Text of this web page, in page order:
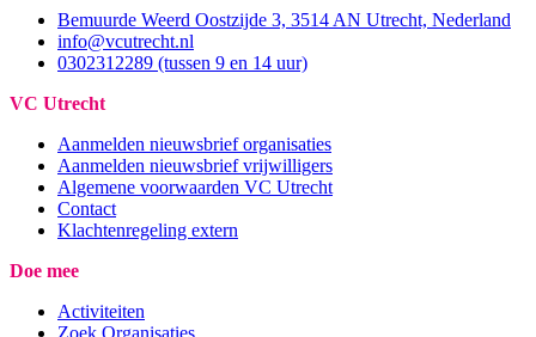
Bemuurde Weerd Oostzijde 3, 3514 AN Utrecht, Nederland
info@vcutrecht.nl
0302312289 (tussen 9 en 14 uur)
VC Utrecht
Aanmelden nieuwsbrief organisaties
Aanmelden nieuwsbrief vrijwilligers
Algemene voorwaarden VC Utrecht
Contact
Klachtenregeling extern
Doe mee
Activiteiten